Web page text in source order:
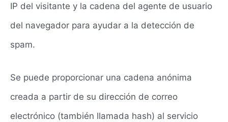
IP del visitante y la cadena del agente de usuario
del navegador para ayudar a la detección de
spam.
Se puede proporcionar una cadena anónima
creada a partir de su dirección de correo
electrónico (también llamada hash) al servicio